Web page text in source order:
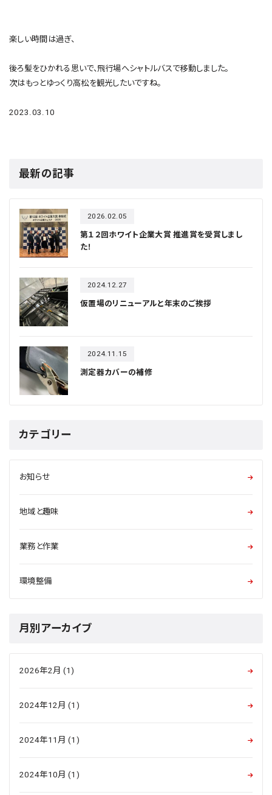
楽しい時間は過ぎ、
後ろ髪をひかれる思いで、飛行場へシャトルバスで移動しました。
次はもっとゆっくり高松を観光したいですね。
2023.03.10
最新の記事
2026.02.05
第１２回ホワイト企業大賞 推進賞を受賞しまし
た！
2024.12.27
仮置場のリニューアルと年末のご挨拶
2024.11.15
測定器カバーの補修
カテゴリー
お知らせ
地域と趣味
業務と作業
環境整備
月別アーカイブ
2026年2月 (1)
2024年12月 (1)
2024年11月 (1)
2024年10月 (1)